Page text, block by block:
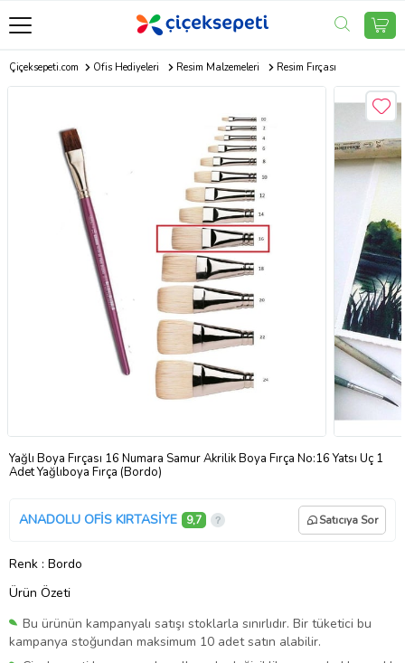
Çiçeksepeti.com Ofis Hediyeleri Resim Malzemeleri Resim Fırçası
Yağlı Boya Fırçası 16 Numara Samur Akrilik Boya Fırça No:16 Yatsı Uç 1
Adet Yağlıboya Fırça (Bordo)
ANADOLU OFİS KIRTASİYE 9,7 Satıcıya Sor
Renk : Bordo
Ürün Özeti
Bu ürünün kampanyalı satışı stoklarla sınırlıdır. Bir tüketici bu
kampanya stoğundan maksimum 10 adet satın alabilir.